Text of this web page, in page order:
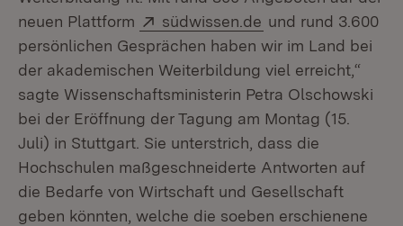
neuen Plattform
Extern:
südwissen.de (Öffnet in neuem
und rund 3.600
persönlichen Gesprächen haben wir im Land bei
der akademischen Weiterbildung viel erreicht,“
sagte Wissenschaftsministerin Petra Olschowski
bei der Eröffnung der Tagung am Montag (15.
Juli) in Stuttgart. Sie unterstrich, dass die
Hochschulen maßgeschneiderte Antworten auf
die Bedarfe von Wirtschaft und Gesellschaft
geben könnten, welche die soeben erschienene